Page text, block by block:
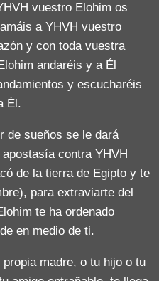
vuestro Elohim os
a YHVH vuestro
y con toda vuestra
andaréis y a Él
y escucharéis
Él.
de sueños se le dará
contra YHVH
de la tierra de Egipto y te
para extraviarte del
te ha ordenado
en medio de ti.
madre, o tu hijo o tu